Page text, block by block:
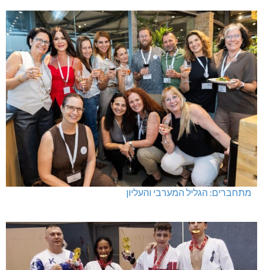
מתחברים: הגליל המערבי והעליון